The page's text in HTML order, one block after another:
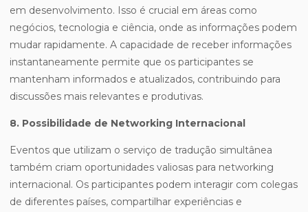
em desenvolvimento. Isso é crucial em áreas como
negócios, tecnologia e ciência, onde as informações podem
mudar rapidamente. A capacidade de receber informações
instantaneamente permite que os participantes se
mantenham informados e atualizados, contribuindo para
discussões mais relevantes e produtivas.
8. Possibilidade de Networking Internacional
Eventos que utilizam o serviço de tradução simultânea
também criam oportunidades valiosas para networking
internacional. Os participantes podem interagir com colegas
de diferentes países, compartilhar experiências e